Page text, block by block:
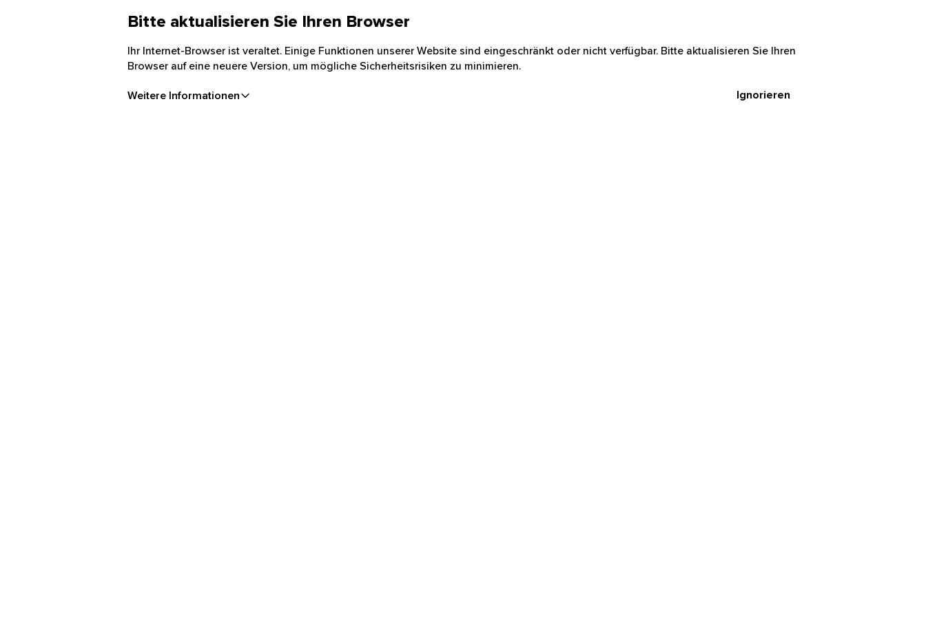
Bitte aktualisieren Sie Ihren Browser
Ihr Internet-Browser ist veraltet. Einige Funktionen unserer Website sind eingeschränkt oder nicht verfügbar. Bitte aktualisieren Sie Ihren
Browser auf eine neuere Version, um mögliche Sicherheitsrisiken zu minimieren.
Weitere Informationen Ignorieren